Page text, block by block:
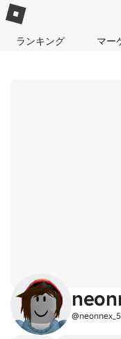
ランキング マー
@neonnex_5